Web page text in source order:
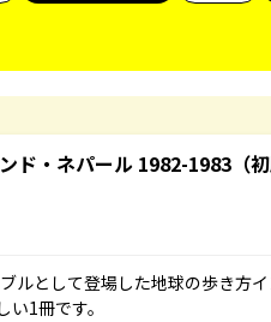
ド・ネパール 1982-1983（初
ルとして登場した地球の歩き方
1冊です。